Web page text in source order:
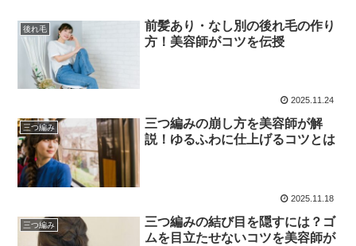
後れ毛
前髪あり・なし別の後れ毛の作り
方！美容師がコツを伝授
2025.11.24
三つ編み
三つ編みの崩し方を美容師が解
説！ゆるふわに仕上げるコツとは
2025.11.18
三つ編み
三つ編みの結び目を隠すには？ゴ
ムを目立たせないコツを美容師が